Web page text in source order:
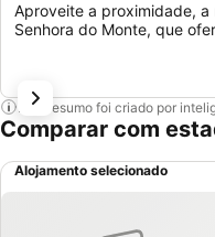
Aproveite a proximidade,
Senhora do Monte, que
Este resumo foi criado por
Comparar com
Alojamento selecionado